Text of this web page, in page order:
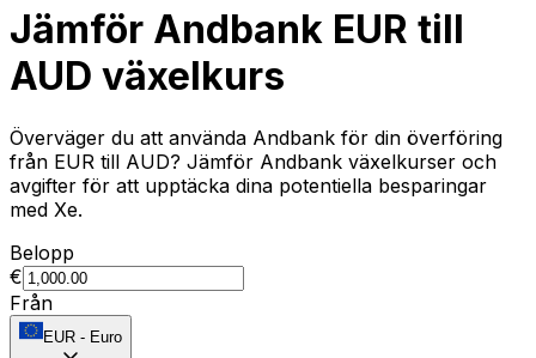
Jämför Andbank EUR till
AUD växelkurs
Överväger du att använda Andbank för din överföring
från EUR till AUD? Jämför Andbank växelkurser och
avgifter för att upptäcka dina potentiella besparingar
med Xe.
Belopp
€
Från
EUR - Euro